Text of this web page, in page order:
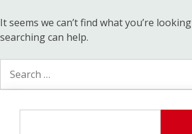
It seems we can’t find what you’re
searching can help.
for: